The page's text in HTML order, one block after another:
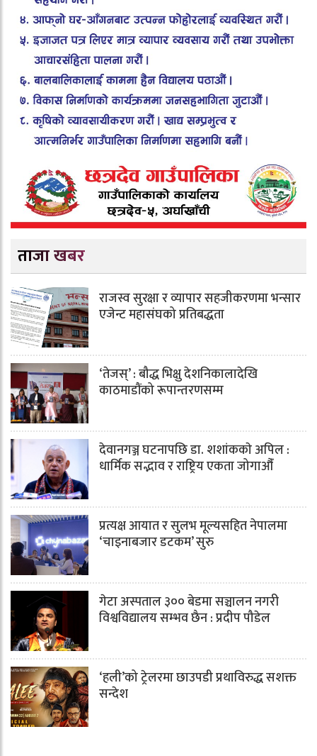
ताजा खबर
राजस्व सुरक्षा र व्यापार सहजीकरणमा भन्सार
एजेन्ट महासंघको प्रतिबद्धता
‘तेजस्’ : बौद्ध भिक्षु देशनिकालादेखि
काठमाडौंको रूपान्तरणसम्म
देवानगञ्ज घटनापछि डा. शशांककाे अपिल :
धार्मिक सद्भाव र राष्ट्रिय एकता जोगाऔँ
प्रत्यक्ष आयात र सुलभ मूल्यसहित नेपालमा
‘चाइनाबजार डटकम’ सुरु
गेटा अस्पताल ३०० बेडमा सञ्चालन नगरी
विश्वविद्यालय सम्भव छैन : प्रदीप पौडेल
‘हली’को ट्रेलरमा छाउपडी प्रथाविरुद्ध सशक्त
सन्देश